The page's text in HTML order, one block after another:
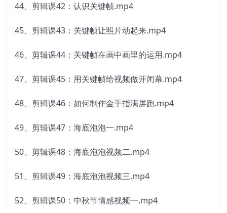
44、剪辑课42：认识关键帧.mp4
45、剪辑课43：关键帧让照片动起来.mp4
46、剪辑课44：关键帧在画中画里的运用.mp4
47、剪辑课45：用关键帧给视频做开闭幕.mp4
48、剪辑课46：如何制作金手指满屏跑.mp4
49、剪辑课47：海底泡泡一.mp4
50、剪辑课48：海底泡泡视频二.mp4
51、剪辑课49：海底泡泡视频三.mp4
52、剪辑课50：中秋节情感视频一.mp4